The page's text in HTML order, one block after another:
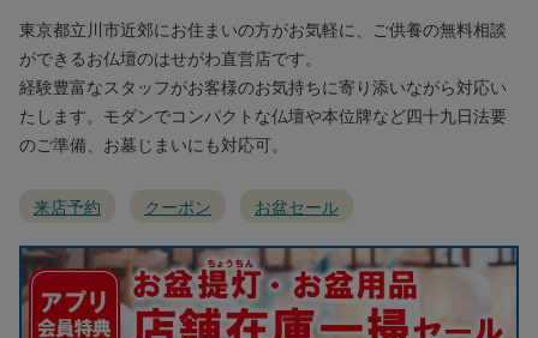
東京都立川市近郊にお住まいの方がお気軽に、ご供養の無料相談
ができるお仏壇のはせがわ直営店です。
経験豊富なスタッフがお客様のお気持ちに寄り添いながら対応い
たします。モダンでコンパクトな仏壇や本位牌など四十九日法要
のご準備、お墓じまいにも対応可。
来店予約 クーポン お盆セール